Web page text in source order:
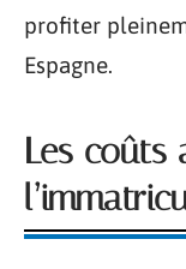
profiter
Espagne.
Les coûts